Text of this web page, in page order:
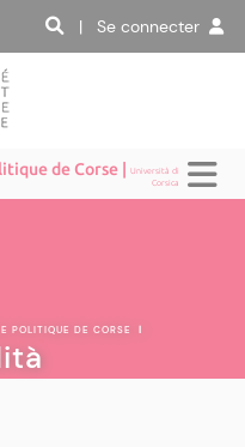
| Se connecter
de Corse |Università di
Corsica
POLITIQUE DE CORSE |